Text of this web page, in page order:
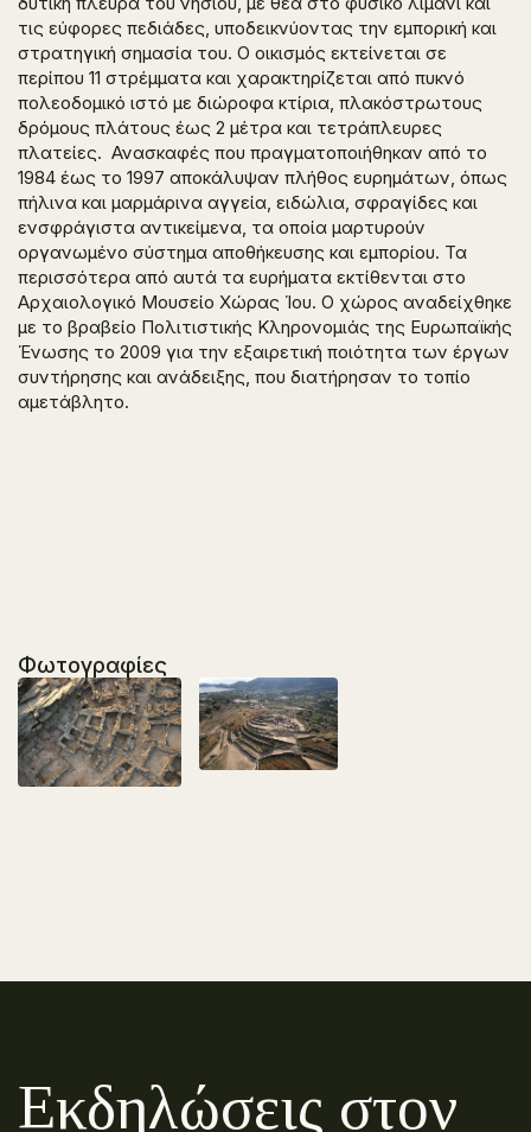
τις εύφορες πεδιάδες, υποδεικνύοντας την εμπορική και
στρατηγική σημασία του. Ο οικισμός εκτείνεται σε
περίπου 11 στρέμματα και χαρακτηρίζεται από πυκνό
πολεοδομικό ιστό με διώροφα κτίρια, πλακόστρωτους
δρόμους πλάτους έως 2 μέτρα και τετράπλευρες
πλατείες. Ανασκαφές που πραγματοποιήθηκαν από το
1984 έως το 1997 αποκάλυψαν πλήθος ευρημάτων, όπως
πήλινα και μαρμάρινα αγγεία, ειδώλια, σφραγίδες και
ενσφράγιστα αντικείμενα, τα οποία μαρτυρούν
οργανωμένο σύστημα αποθήκευσης και εμπορίου. Τα
περισσότερα από αυτά τα ευρήματα εκτίθενται στο
Αρχαιολογικό Μουσείο Χώρας Ίου. Ο χώρος αναδείχθηκε
με το βραβείο Πολιτιστικής Κληρονομιάς της Ευρωπαϊκής
Ένωσης το 2009 για την εξαιρετική ποιότητα των έργων
συντήρησης και ανάδειξης, που διατήρησαν το τοπίο
αμετάβλητο.
Φωτογραφίες
Εκδηλώσεις στον